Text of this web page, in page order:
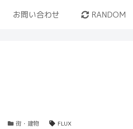
お問い合わせ RANDOM
街・建物 FLUX